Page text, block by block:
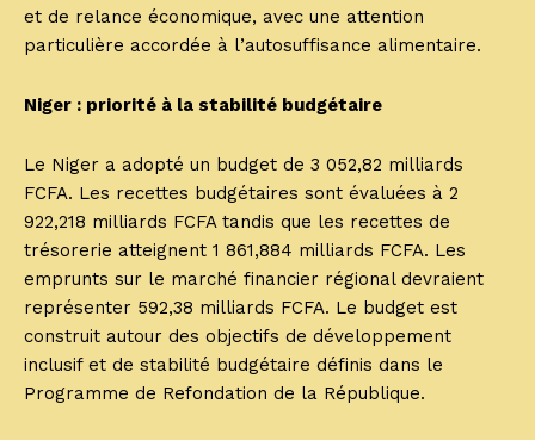
et de relance économique, avec une attention
particulière accordée à l’autosuffisance alimentaire.
Niger : priorité à la stabilité budgétaire
Le Niger a adopté un budget de 3 052,82 milliards
FCFA. Les recettes budgétaires sont évaluées à 2
922,218 milliards FCFA tandis que les recettes de
trésorerie atteignent 1 861,884 milliards FCFA. Les
emprunts sur le marché financier régional devraient
représenter 592,38 milliards FCFA. Le budget est
construit autour des objectifs de développement
inclusif et de stabilité budgétaire définis dans le
Programme de Refondation de la République.